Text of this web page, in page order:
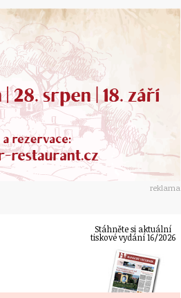
reklama
Stáhněte si aktuální
tiskové vydání 16/2026